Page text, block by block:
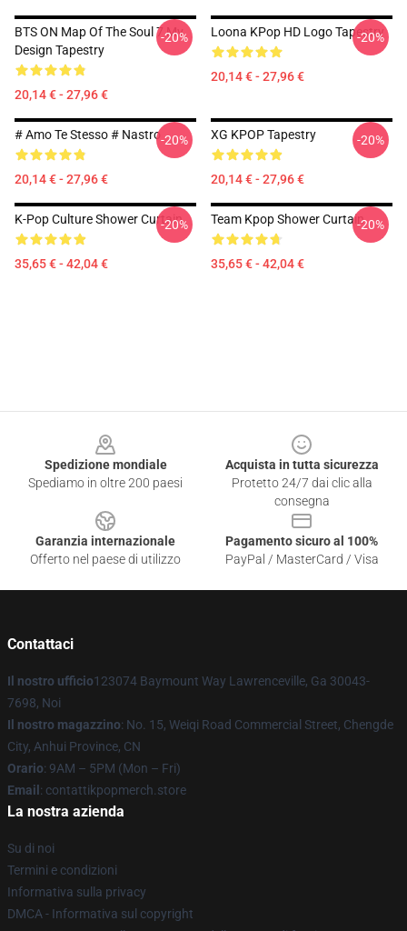
BTS ON Map Of The Soul 7 Mv
Design Tapestry
20,14 € - 27,96 €
-20% Loona KPop HD Logo Tapestry
20,14 € - 27,96 €
-20%
# Amo Te Stesso # Nastro
20,14 € - 27,96 €
-20% XG KPOP Tapestry
20,14 € - 27,96 €
-20%
K-Pop Culture Shower Curtain
35,65 € - 42,04 €
-20% Team Kpop Shower Curtain
35,65 € - 42,04 €
-20%
Spedizione mondiale
Spediamo in oltre 200 paesi
Acquista in tutta sicurezza
Protetto 24/7 dai clic alla
consegna
Garanzia internazionale
Offerto nel paese di utilizzo
Pagamento sicuro al 100%
PayPal / MasterCard / Visa
Contattaci
Il nostro ufficio123074 Baymount Way Lawrenceville, Ga 30043-
7698, Noi
Il nostro magazzino: No. 15, Weiqi Road Commercial Street, Chengde
City, Anhui Province, CN
Orario: 9AM – 5PM (Mon – Fri)
Email : contattikpopmerch.store
La nostra azienda
Su di noi
Termini e condizioni
Informativa sulla privacy
DMCA - Informativa sul copyright